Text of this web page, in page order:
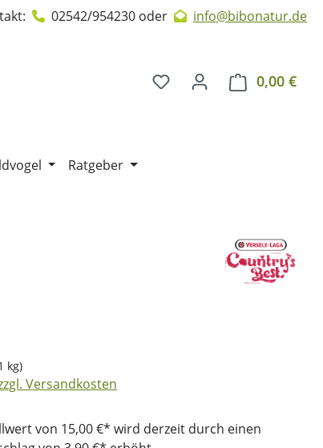
02542/954230 oder info@bibonatur.de
0,00 €
Ratgeber
kg)
Versandkosten
von 15,00 €* wird derzeit durch einen